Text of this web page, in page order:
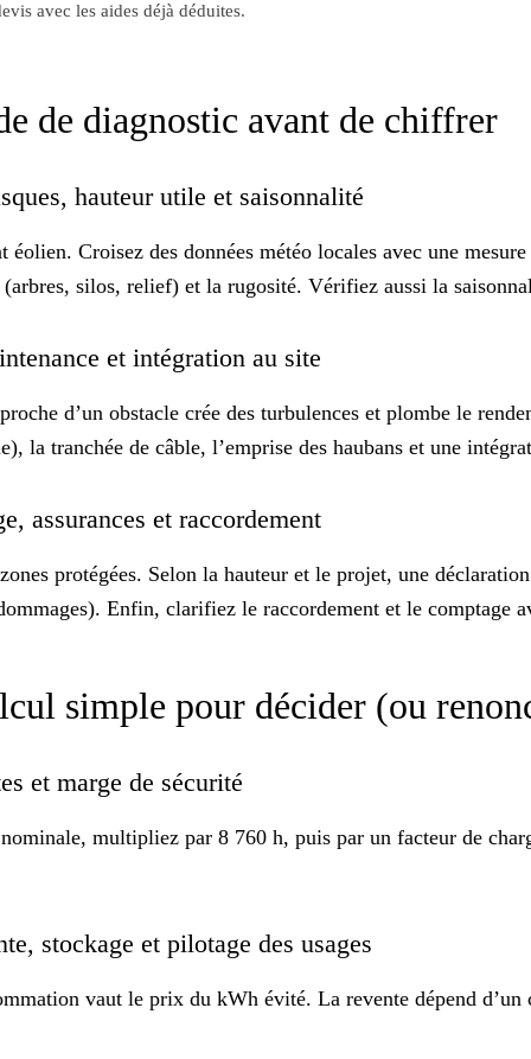
avec les aides déjà déduites.
de diagnostic avant de chiffrer
hauteur utile et saisonnalité
éolien. Croisez des données météo locales avec une
silos, relief) et la rugosité. Vérifiez aussi la
et intégration au site
d’un obstacle crée des turbulences et plombe le
la tranchée de câble, l’emprise des haubans et une
assurances et raccordement
protégées. Selon la hauteur et le projet, une
Enfin, clarifiez le raccordement et le comptage
simple pour décider (ou
et marge de sécurité
multipliez par 8 760 h, puis par un facteur de
stockage et pilotage des usages
vaut le prix du kWh évité. La revente dépend